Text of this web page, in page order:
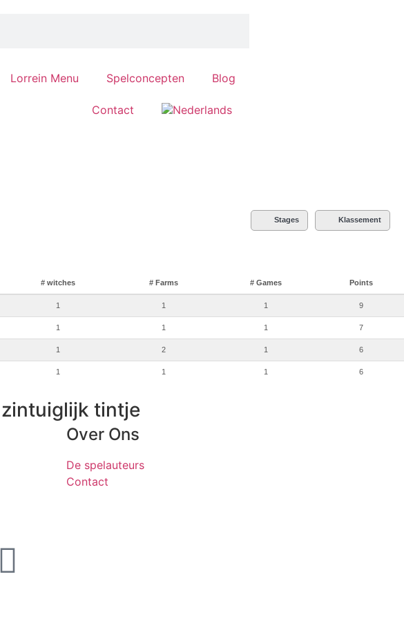
Lorrein Menu Spelconcepten Blog
Contact
Stages Klassement
# witches # Farms # Games Points
1 1 1 9
1 1 1 7
1 2 1 6
1 1 1 6
tintje
Over Ons
De spelauteurs
Contact